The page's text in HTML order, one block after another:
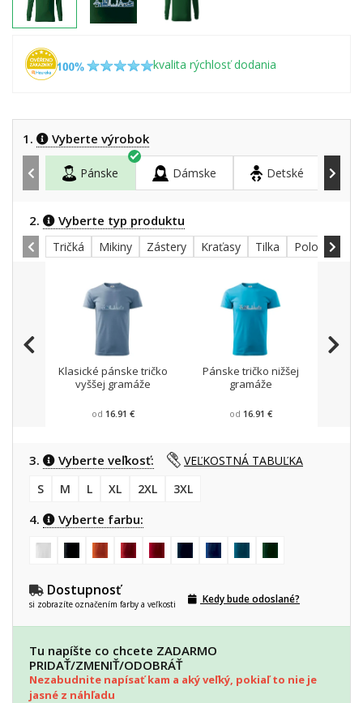
kvalita rýchlosť dodania
1. Vyberte výrobok
Pánske Dámske Detské
2. Vyberte typ produktu
Tričká Mikiny Zástery Kraťasy Tilka Polokošele
Klasické pánske tričko
vyššej gramáže
od 16.91 €
Pánske tričko nižšej
gramáže
od 16.91 €
3. Vyberte veľkosť:
VEĽKOSTNÁ TABUĽKA
S
M L XL 2XL 3XL
4. Vyberte farbu:
Dostupnosť
si zobrazíte označením farby a veľkosti Kedy bude odoslané?
Tu napíšte co chcete ZADARMO
PRIDAŤ/ZMENIŤ/ODOBRÁŤ
Nezabudnite napísať kam a aký veľký, pokiaľ to nie je
jasné z náhľadu